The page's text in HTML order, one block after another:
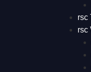
rsc
rsc